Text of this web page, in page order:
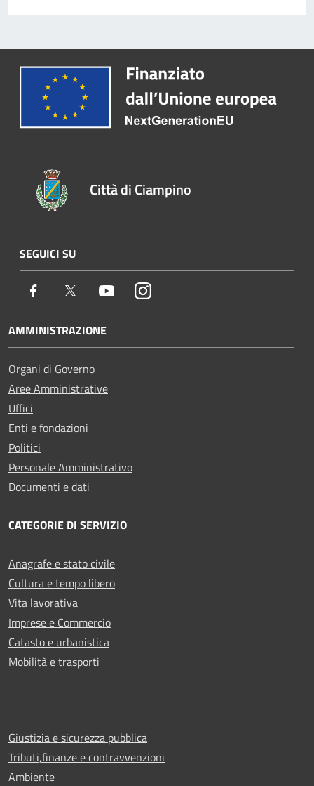
Città di Ciampino
SEGUICI SU
Facebook Twitter YoutubeInstagram
AMMINISTRAZIONE
Organi di Governo
Aree Amministrative
Uffici
Enti e fondazioni
Politici
Personale Amministrativo
Documenti e dati
CATEGORIE DI SERVIZIO
Anagrafe e stato civile
Cultura e tempo libero
Vita lavorativa
Imprese e Commercio
Catasto e urbanistica
Mobilità e trasporti
Giustizia e sicurezza pubblica
Tributi,finanze e contravvenzioni
Ambiente